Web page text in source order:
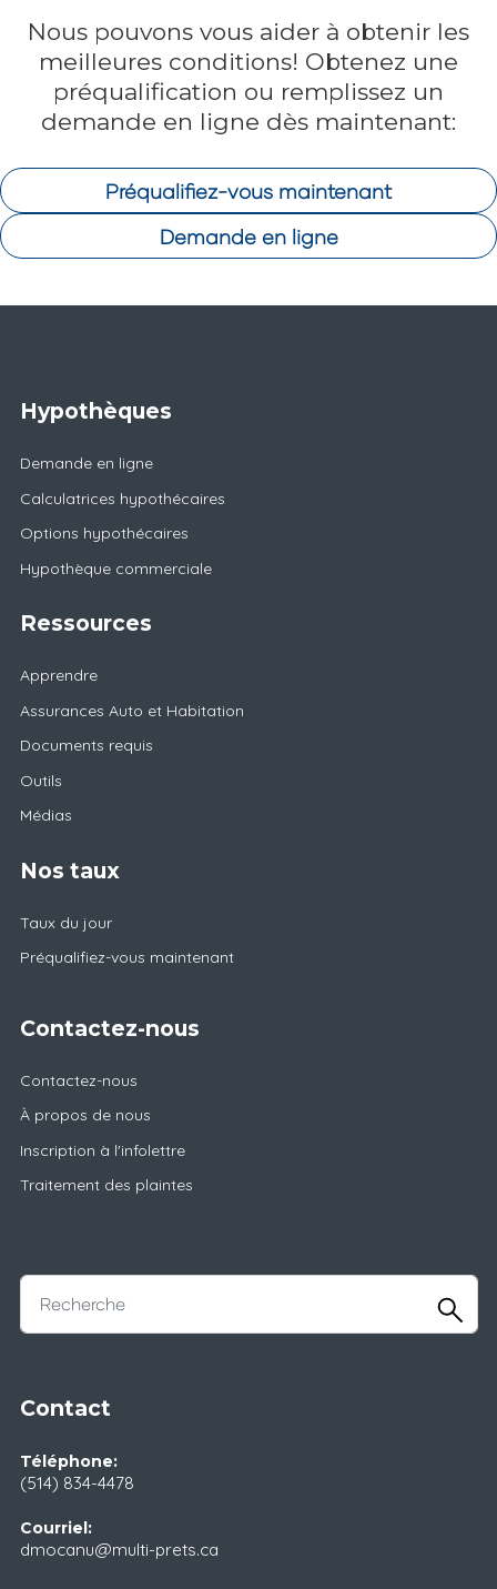
Nous pouvons vous aider à obtenir les
meilleures conditions! Obtenez une
préqualification ou remplissez un
demande en ligne dès maintenant:
Préqualifiez-vous maintenant
Demande en ligne
Hypothèques
Demande en ligne
Calculatrices hypothécaires
Options hypothécaires
Hypothèque commerciale
Ressources
Apprendre
Assurances Auto et Habitation
Documents requis
Outils
Médias
Nos taux
Taux du jour
Préqualifiez-vous maintenant
Contactez-nous
Contactez-nous
À propos de nous
Inscription à l'infolettre
Traitement des plaintes
Contact
Téléphone:
(514) 834-4478
Courriel:
dmocanu@multi-prets.ca